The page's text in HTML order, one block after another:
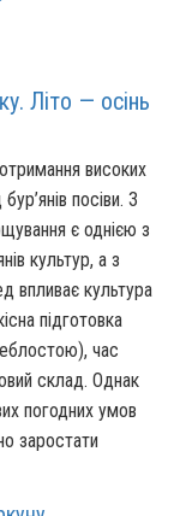
Літо — осінь
високих
посіви. З
є однією з
культур, а з
впливає культура
підготовка
час
склад. Однак
погодних умов
заростати